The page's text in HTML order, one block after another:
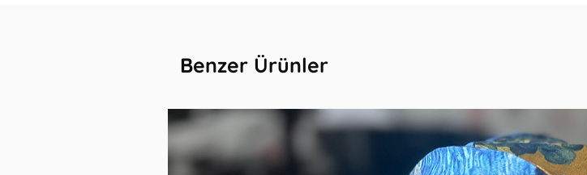
Benzer Ürünler